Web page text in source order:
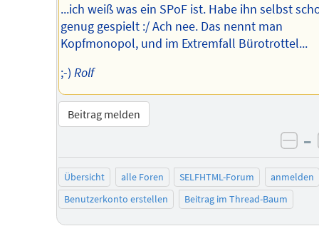
...ich weiß was ein SPoF ist. Habe ihn selbst
genug gespielt :/ Ach nee. Das nennt man
Kopfmonopol, und im Extremfall Bürotrottel...
;-) Rolf
Beitrag melden
–
Übersicht alle Foren SELFHTML-Forum
anmelden
Benutzerkonto erstellen
Beitrag im Thread-Baum